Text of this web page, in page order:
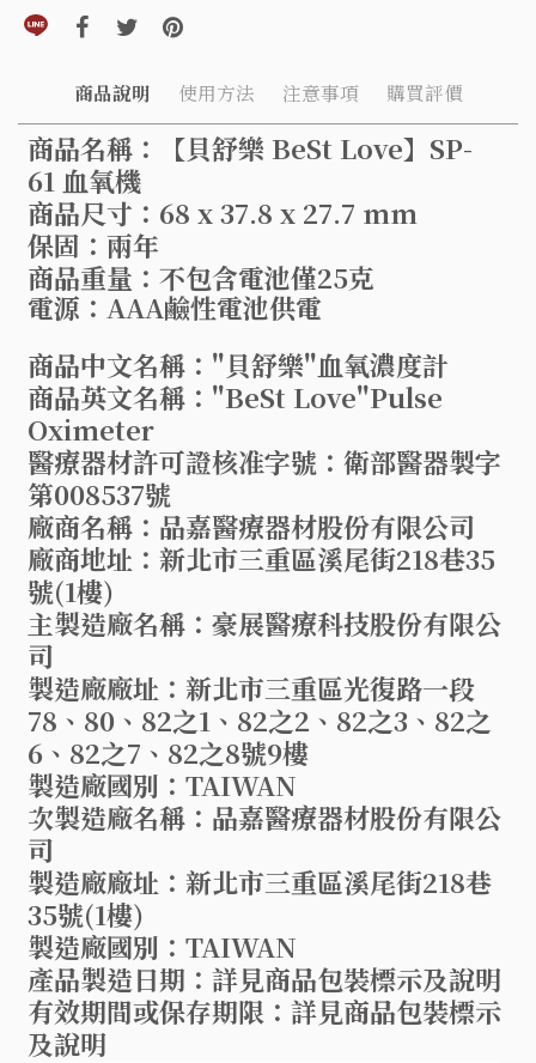
分享到line(另開視窗)
分享到facebook(另開視窗)
分享到twitter(另開視窗)
分享到pinterest(另開視窗)
商品說明 使用方法 注意事項 購買評價
商品名稱：【貝舒樂 BeSt Love】SP-
61 血氧機
商品尺寸：68 x 37.8 x 27.7 mm
保固：兩年
商品重量：不包含電池僅25克
電源：AAA鹼性電池供電
商品中文名稱："貝舒樂"血氧濃度計
商品英文名稱："BeSt Love"Pulse
Oximeter
醫療器材許可證核准字號：衛部醫器製字
第008537號
廠商名稱：品嘉醫療器材股份有限公司
廠商地址：新北市三重區溪尾街218巷35
號(1樓)
主製造廠名稱：豪展醫療科技股份有限公
司
製造廠廠址：新北市三重區光復路一段
78、80、82之1、82之2、82之3、82之
6、82之7、82之8號9樓
製造廠國別：TAIWAN
次製造廠名稱：品嘉醫療器材股份有限公
司
製造廠廠址：新北市三重區溪尾街218巷
35號(1樓)
製造廠國別：TAIWAN
產品製造日期：詳見商品包裝標示及說明
有效期間或保存期限：詳見商品包裝標示
及說明